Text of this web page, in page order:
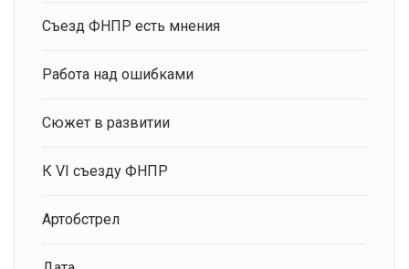
Съезд ФНПР есть мнения
Работа над ошибками
Сюжет в развитии
К VI съезду ФНПР
Артобстрел